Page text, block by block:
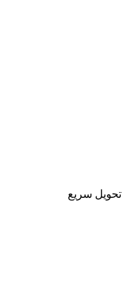
تحویل سریع